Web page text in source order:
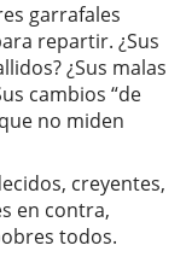
garrafales
repartir. ¿Sus
¿Sus malas
cambios “de
no miden
creyentes,
en contra,
todos.